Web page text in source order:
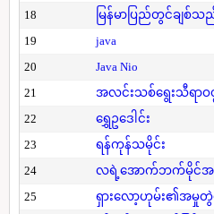
18
မြန်မာပြည်တွင်ချစ်သ
19
java
20
Java Nio
21
အလင်းသစ်ရွေးသီရာဝ
22
ရွှေဥဒေါင်း
23
ရန်ကုန်သမိုင်း
24
လရဲ့အောက်ဘက်မိုင်အဝ
25
ရှားလော့ဟုမ်း၏အမှုတွဲမ